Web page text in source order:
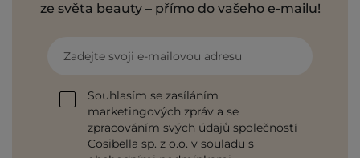
ze světa beauty – přímo do vašeho e-mailu!
Zadejte svoji e-mailovou adresu
Souhlasím se zasíláním
marketingových zpráv a se
zpracováním svých údajů společností
Cosibella sp. z o.o. v souladu s